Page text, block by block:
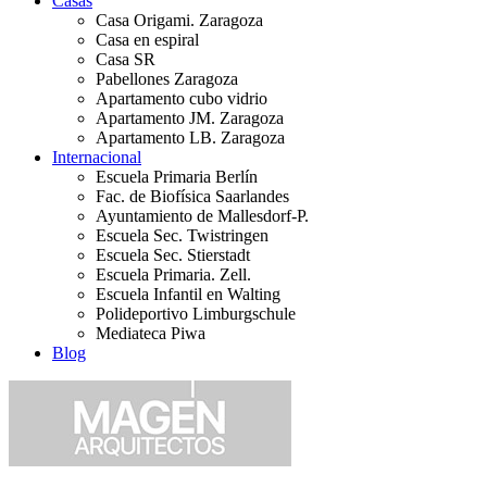
Casa Origami. Zaragoza
Casa en espiral
Casa SR
Pabellones Zaragoza
Apartamento cubo vidrio
Apartamento JM. Zaragoza
Apartamento LB. Zaragoza
Internacional
Escuela Primaria Berlín
Fac. de Biofísica Saarlandes
Ayuntamiento de Mallesdorf-P.
Escuela Sec. Twistringen
Escuela Sec. Stierstadt
Escuela Primaria. Zell.
Escuela Infantil en Walting
Polideportivo Limburgschule
Mediateca Piwa
Blog